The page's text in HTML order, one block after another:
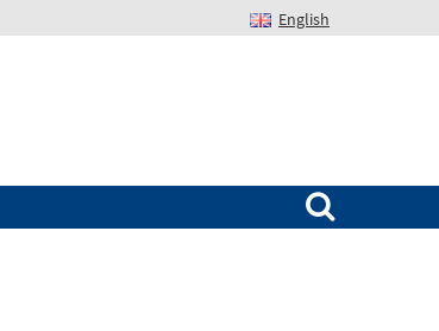
English
Suchen nach: